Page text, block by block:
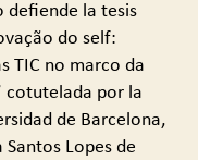
defiende la tesis
do self:
TIC no marco da
cotutelada por la
de Barcelona,
Lopes de